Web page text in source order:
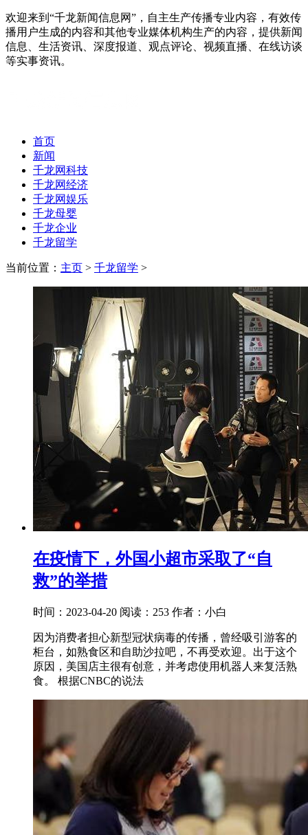
欢迎来到“千龙新闻信息网”，自主生产传播专业内容，有效传
播用户生成的内容和其他专业媒体机构生产的内容，提供新闻
信息、生活资讯、深度报道、观点评论、视频直播、在线访谈
等实事资讯。
首页
新闻
千龙网科技
千龙网经济
千龙网娱乐
千龙母婴
千龙企业
千龙留学
当前位置： 主页 > 千龙留学 >
在疫情下，外国小超市采取了“自
救”的举措
时间：2023-04-20 阅读：253 作者：小白
因为消费者担心新型冠状病毒的传播，曾经吸引游客的
柜台，如熟食区和自助沙拉吧，不再受欢迎。出于这个
原因，美国店主很有创意，并考虑使用机器人来复活熟
食。 根据CNBC的说法